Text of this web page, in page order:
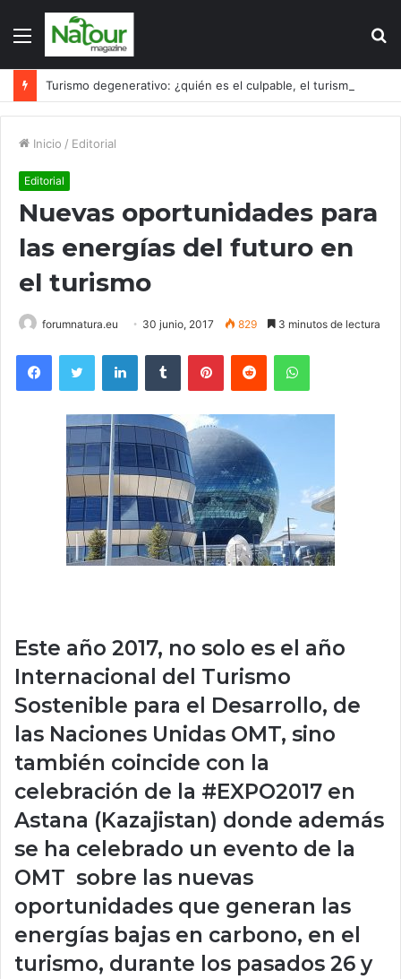
Menú
Inicio / Editorial
Editorial
Nuevas oportunidades para
las energías del futuro en
el turismo
forumnatura.eu 30 junio, 2017 829 3 minutos de lectura
FacebookTwitter LinkedInTumblr PinterestReddit WhatsApp
Este año 2017, no solo es el año
Internacional del Turismo
Sostenible para el Desarrollo, de
las Naciones Unidas OMT, sino
también coincide con la
celebración de la #EXPO2017 en
Astana (Kazajistan) donde además
se ha celebrado un evento de la
OMT sobre las nuevas
oportunidades que generan las
energías bajas en carbono, en el
turismo, durante los pasados 26 y